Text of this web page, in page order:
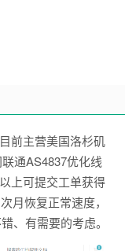
前主营美国洛杉矶
通AS4837优化线
上可提交工单获得
月恢复正常速度，
、有需要的考虑。